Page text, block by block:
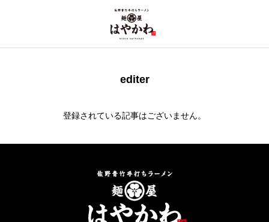
editer
登録されている記事はございません。